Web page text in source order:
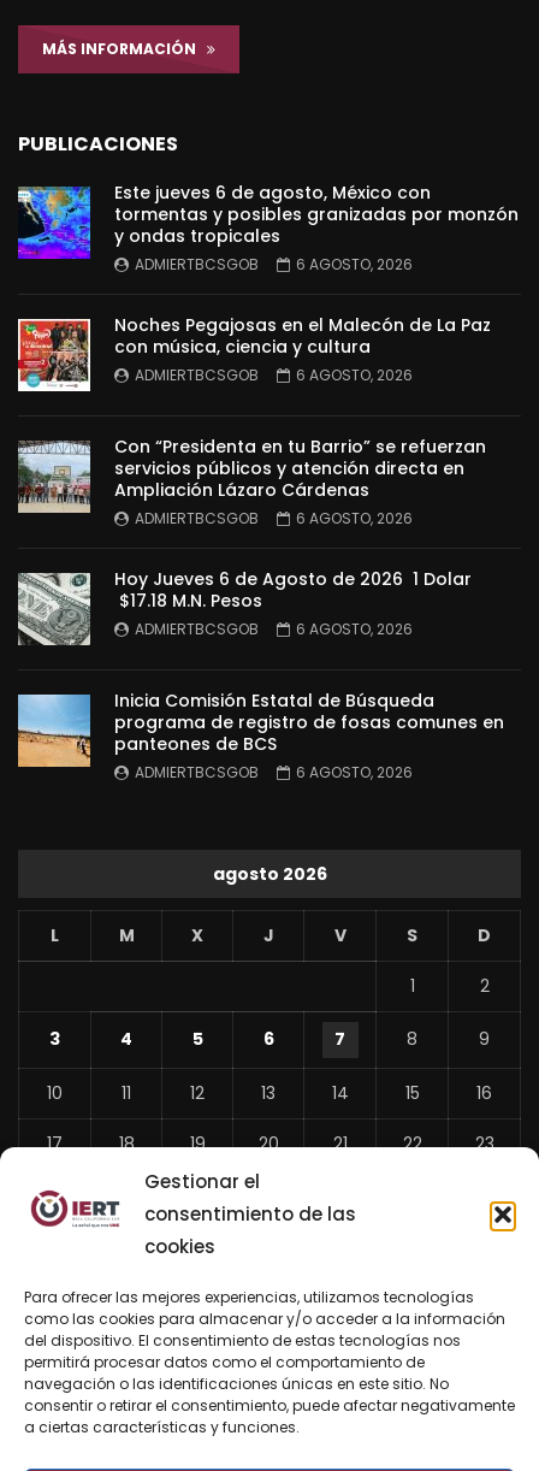
Gestionar el
consentimiento de las
cookies
Para ofrecer las mejores experiencias, utilizamos tecnologías
como las cookies para almacenar y/o acceder a la información
del dispositivo. El consentimiento de estas tecnologías nos
permitirá procesar datos como el comportamiento de
navegación o las identificaciones únicas en este sitio. No
consentir o retirar el consentimiento, puede afectar negativamente
a ciertas características y funciones.
MÁS INFORMACIÓN
PUBLICACIONES
Este jueves 6 de agosto, México con
tormentas y posibles granizadas por monzón
y ondas tropicales
ADMIERTBCSGOB 6 AGOSTO, 2026
Noches Pegajosas en el Malecón de La Paz
con música, ciencia y cultura
ADMIERTBCSGOB 6 AGOSTO, 2026
Con “Presidenta en tu Barrio” se refuerzan
servicios públicos y atención directa en
Ampliación Lázaro Cárdenas
ADMIERTBCSGOB 6 AGOSTO, 2026
Hoy Jueves 6 de Agosto de 2026 1 Dolar
$17.18 M.N. Pesos
ADMIERTBCSGOB 6 AGOSTO, 2026
Inicia Comisión Estatal de Búsqueda
programa de registro de fosas comunes en
panteones de BCS
ADMIERTBCSGOB 6 AGOSTO, 2026
agosto 2026
L M X J V S D
1 2
3 4 5 6 7 8 9
10 11 12 13 14 15 16
17 18 19 20 21 22 23
24 26 27
«
Jul
BUSCAR AHORA